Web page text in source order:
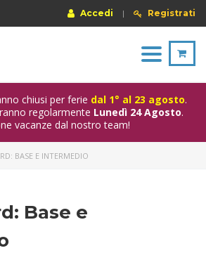
Accedi | Registrati
Toggle
navigation
chiusi per ferie dal 1° al 23 agosto.
regolarmente Lunedì 24 Agosto.
vacanze dal nostro team!
BASE E INTERMEDIO
Base e